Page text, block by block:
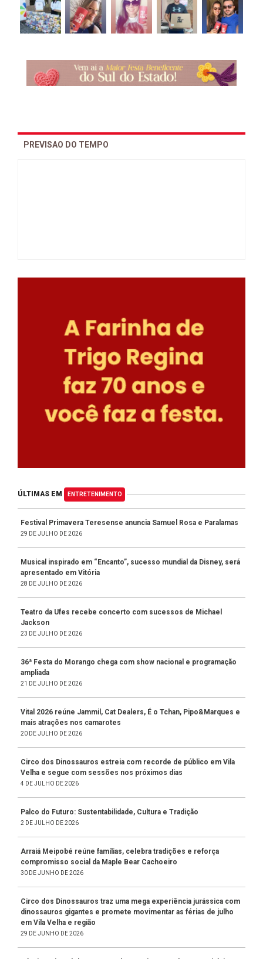
PREVISAO DO TEMPO
ÚLTIMAS EM ENTRETENIMENTO
Festival Primavera Teresense anuncia Samuel Rosa e Paralamas
29 DE JULHO DE 2026
Musical inspirado em “Encanto”, sucesso mundial da Disney, será
apresentado em Vitória
28 DE JULHO DE 2026
Teatro da Ufes recebe concerto com sucessos de Michael
Jackson
23 DE JULHO DE 2026
36ª Festa do Morango chega com show nacional e programação
ampliada
21 DE JULHO DE 2026
Vital 2026 reúne Jammil, Cat Dealers, É o Tchan, Pipo&Marques e
mais atrações nos camarotes
20 DE JULHO DE 2026
Circo dos Dinossauros estreia com recorde de público em Vila
Velha e segue com sessões nos próximos dias
4 DE JULHO DE 2026
Palco do Futuro: Sustentabilidade, Cultura e Tradição
2 DE JULHO DE 2026
Arraiá Meipobé reúne famílias, celebra tradições e reforça
compromisso social da Maple Bear Cachoeiro
30 DE JUNHO DE 2026
Circo dos Dinossauros traz uma mega experiência jurássica com
dinossauros gigantes e promete movimentar as férias de julho
em Vila Velha e região
29 DE JUNHO DE 2026